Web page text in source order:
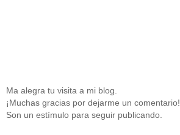
Ma alegra tu visita a mi blog.
¡Muchas gracias por dejarme un comentario!
Son un estímulo para seguir publicando.